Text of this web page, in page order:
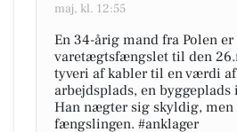
maj, kl. 12:55
En 34-årig mand fra Polen
varetægtsfængslet til den
tyveri af kabler til en værdi
arbejdsplads, en
Han nægter sig skyldig,
fængslingen. #anklager